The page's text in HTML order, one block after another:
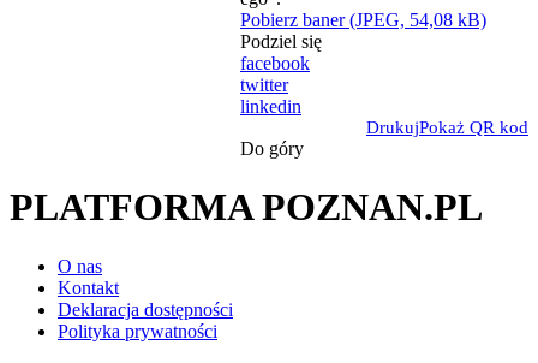
Pobierz baner (JPEG, 54,08 kB)
Podziel się
facebook
twitter
linkedin
DrukujPokaż QR kod
Do góry
PLATFORMA POZNAN.PL
O nas
Kontakt
Deklaracja dostępności
Polityka prywatności